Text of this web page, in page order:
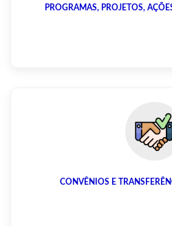
PROGRAMAS, PROJETOS,
CONVÊNIOS E